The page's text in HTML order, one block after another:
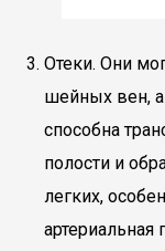
Отеки. Они
шейных вен,
способна
полости и
легких,
артериальная